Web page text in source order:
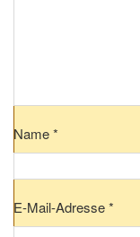
Name*
E-Mail-Adresse*